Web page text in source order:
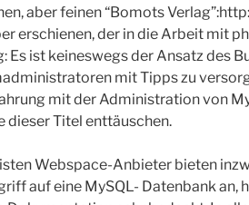
aber feinen “Bomots
erschienen, der in die Arbeit mit
Es ist keineswegs der Ansatz des
mit Tipps zu
mit der Administration von
dieser Titel enttäuschen.
Webspace-Anbieter bieten
auf eine MySQL- Datenbank an,